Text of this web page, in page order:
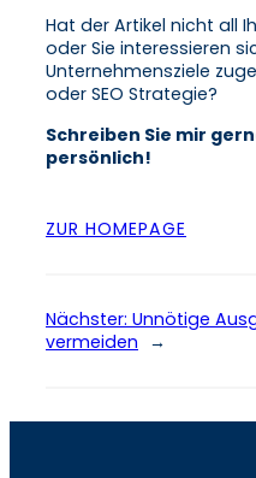
Hat der Artikel nicht all
oder Sie interessieren
Unternehmensziele
oder SEO Strategie?
Schreiben Sie mir
persönlich!
ZUR HOMEPAGE
Nächster: Unnötige
vermeiden →